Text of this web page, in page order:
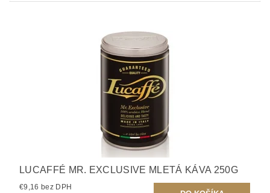
LUCAFFÉ MR. EXCLUSIVE MLETÁ KÁVA 250G
€9,16 bez DPH